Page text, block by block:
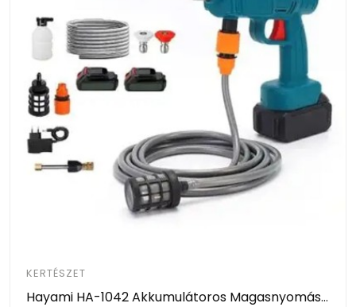
KERTÉSZET
Hayami HA-1042 Akkumulátoros Magasnyomású Mosó – 2 Akkumulátorral, Habosító Tartállyal és Kofferrel